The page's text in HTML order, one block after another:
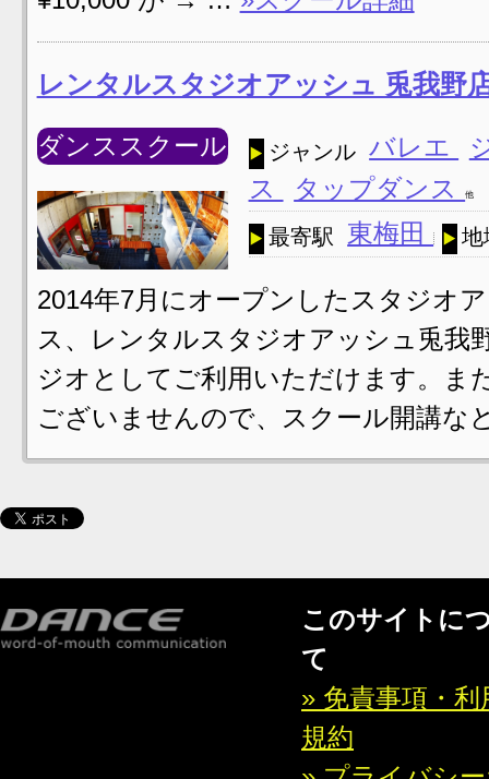
レンタルスタジオアッシュ 兎我野
ダンススクール ジャンル バレエ
ス
タップダンス他
最寄駅 東梅田 地
2014年7月にオープンしたスタジオ
ス、レンタルスタジオアッシュ兎我
ジオとしてご利用いただけます。ま
ございませんので、スクール開講
このサイトに
て
» 免責事項・利
規約